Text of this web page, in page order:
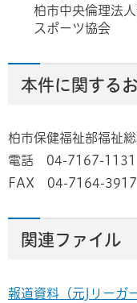
柏市中央倫理法
スポーツ協会
本件に関する
柏市保健福祉部福祉
電話 04-7167-1131
FAX 04-7164-3917
関連ファイル
報道資料（元Jリーガ